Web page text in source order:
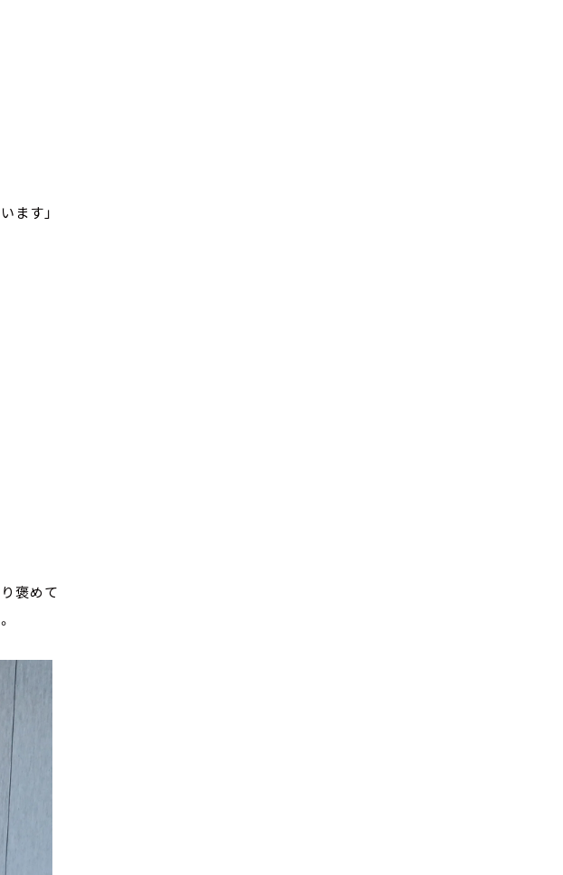
ます」
褒めて